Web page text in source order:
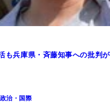
も兵庫県・斉藤知事への批判が
政治・国際